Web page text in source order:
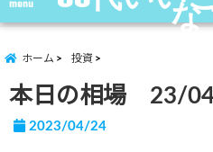
menu な
ホーム 投資
本日の相場 23/
2023/04/24